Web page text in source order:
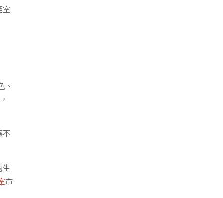
室
、
不
生
市